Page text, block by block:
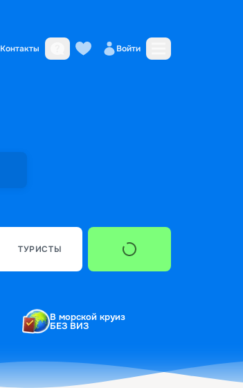
Контакты Войти
ТУРИСТЫ
В морской круиз
БЕЗ ВИЗ